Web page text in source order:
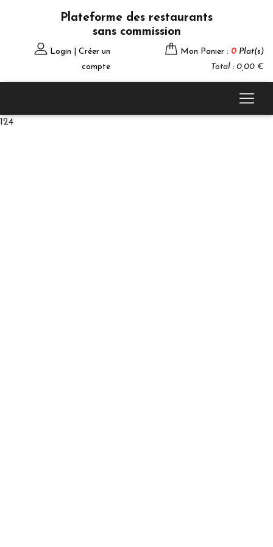
Plateforme des restaurants
sans commission
Login | Créer un
compte
Mon Panier : 0 Plat(s)
Total : 0,00 €
124